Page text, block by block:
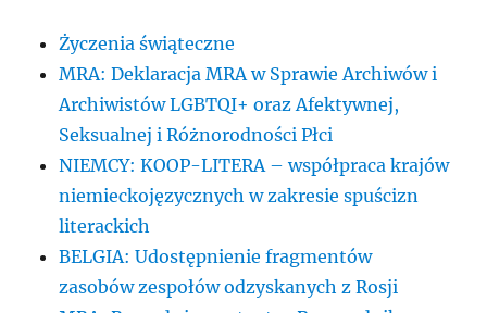
Życzenia świąteczne
MRA: Deklaracja MRA w Sprawie Archiwów i
Archiwistów LGBTQI+ oraz Afektywnej,
Seksualnej i Różnorodności Płci
NIEMCY: KOOP-LITERA – współpraca krajów
niemieckojęzycznych w zakresie spuścizn
literackich
BELGIA: Udostępnienie fragmentów
zasobów zespołów odzyskanych z Rosji